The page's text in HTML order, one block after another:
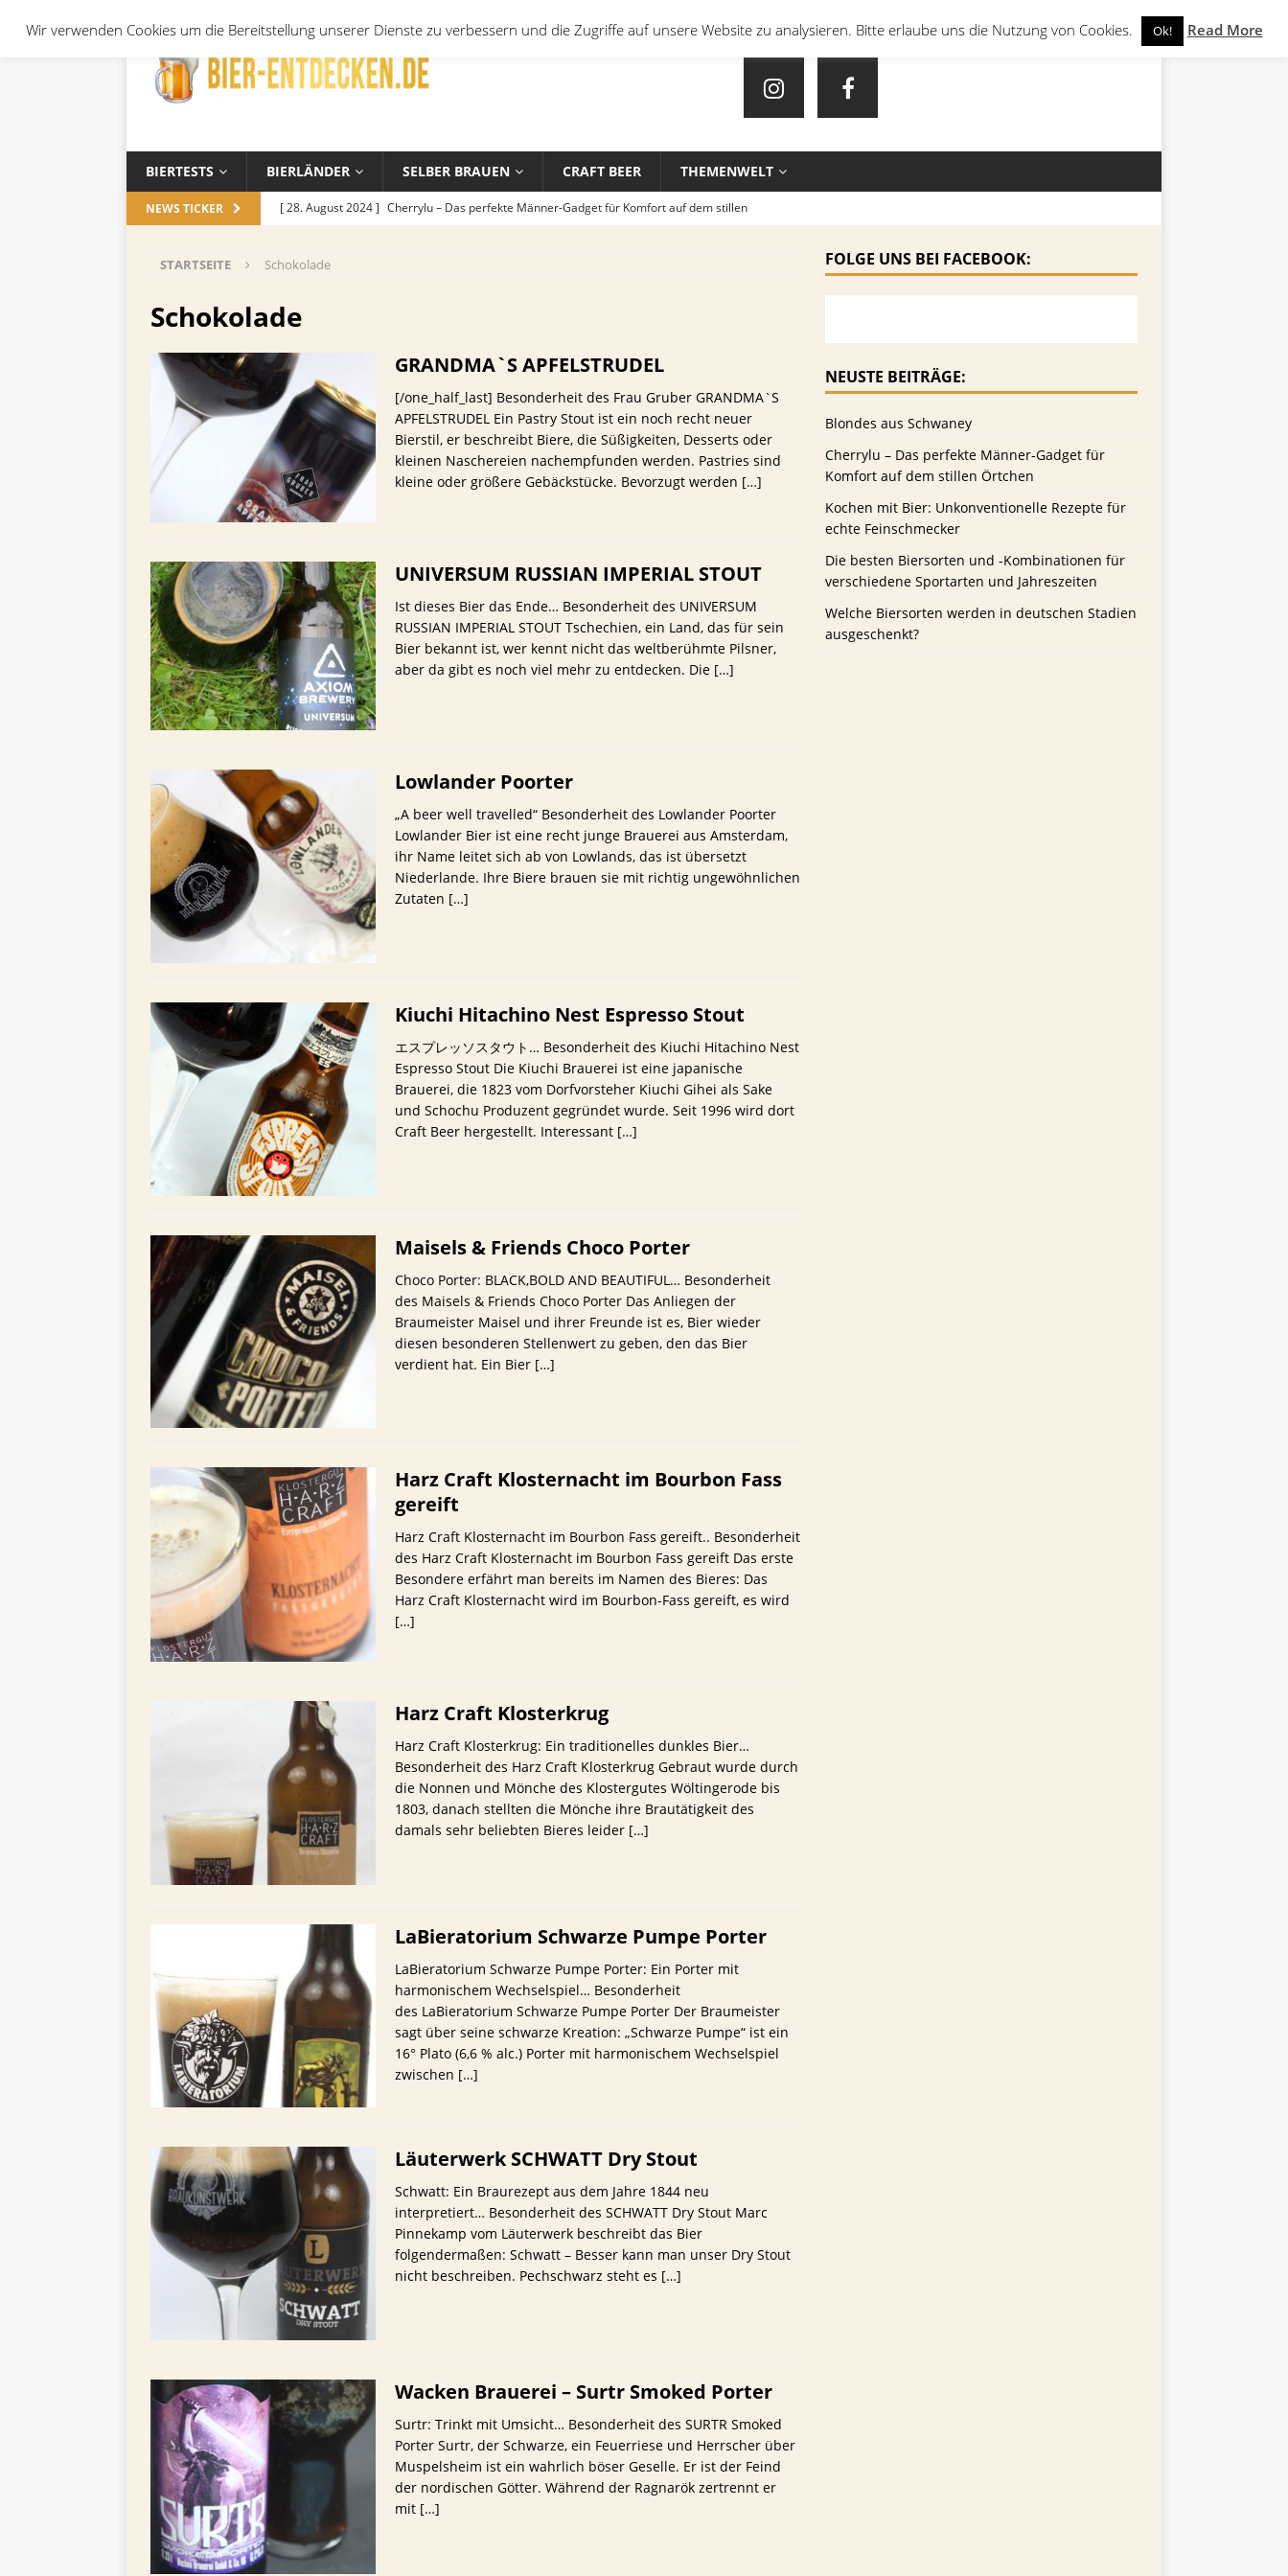
BIERTESTS BIERLÄNDER SELBER BRAUEN CRAFT BEER THEMENWELT
NEWS TICKER [ 28. August 2024 ] Cherrylu – Das perfekte Männer-Gadget für Komfort auf dem stillen
[ 14. November 2023 ]
ALLGEMEIN
und Jahreszeiten
ALLGEMEIN
[ 26. September 2023 ] Welche Biersorten werden in deutschen Stadien ausgeschenkt?
TIPPS FÜR BIERTRINKER
[ 29. Mai 2025 ] Blondes aus Schwaney BIERTESTS
STARTSEITE Schokolade
Schokolade
GRANDMA`S APFELSTRUDEL
[/one_half_last] Besonderheit des Frau Gruber GRANDMA`S
APFELSTRUDEL Ein Pastry Stout ist ein noch recht neuer
Bierstil, er beschreibt Biere, die Süßigkeiten, Desserts oder
kleinen Naschereien nachempfunden werden. Pastries sind
kleine oder größere Gebäckstücke. Bevorzugt werden […]
UNIVERSUM RUSSIAN IMPERIAL STOUT
Ist dieses Bier das Ende… Besonderheit des UNIVERSUM
RUSSIAN IMPERIAL STOUT Tschechien, ein Land, das für sein
Bier bekannt ist, wer kennt nicht das weltberühmte Pilsner,
aber da gibt es noch viel mehr zu entdecken. Die […]
Lowlander Poorter
„A beer well travelled“ Besonderheit des Lowlander Poorter
Lowlander Bier ist eine recht junge Brauerei aus Amsterdam,
ihr Name leitet sich ab von Lowlands, das ist übersetzt
Niederlande. Ihre Biere brauen sie mit richtig ungewöhnlichen
Zutaten […]
Kiuchi Hitachino Nest Espresso Stout
エスプレッソスタウト… Besonderheit des Kiuchi Hitachino Nest
Espresso Stout Die Kiuchi Brauerei ist eine japanische
Brauerei, die 1823 vom Dorfvorsteher Kiuchi Gihei als Sake
und Schochu Produzent gegründet wurde. Seit 1996 wird dort
Craft Beer hergestellt. Interessant […]
Maisels & Friends Choco Porter
Choco Porter: BLACK,BOLD AND BEAUTIFUL… Besonderheit
des Maisels & Friends Choco Porter Das Anliegen der
Braumeister Maisel und ihrer Freunde ist es, Bier wieder
diesen besonderen Stellenwert zu geben, den das Bier
verdient hat. Ein Bier […]
Harz Craft Klosternacht im Bourbon Fass
gereift
Harz Craft Klosternacht im Bourbon Fass gereift.. Besonderheit
des Harz Craft Klosternacht im Bourbon Fass gereift Das erste
Besondere erfährt man bereits im Namen des Bieres: Das
Harz Craft Klosternacht wird im Bourbon-Fass gereift, es wird
[…]
Harz Craft Klosterkrug
Harz Craft Klosterkrug: Ein traditionelles dunkles Bier…
Besonderheit des Harz Craft Klosterkrug Gebraut wurde durch
die Nonnen und Mönche des Klostergutes Wöltingerode bis
1803, danach stellten die Mönche ihre Brautätigkeit des
damals sehr beliebten Bieres leider […]
LaBieratorium Schwarze Pumpe Porter
LaBieratorium Schwarze Pumpe Porter: Ein Porter mit
harmonischem Wechselspiel… Besonderheit
des LaBieratorium Schwarze Pumpe Porter Der Braumeister
sagt über seine schwarze Kreation: „Schwarze Pumpe“ ist ein
16° Plato (6,6 % alc.) Porter mit harmonischem Wechselspiel
zwischen […]
Läuterwerk SCHWATT Dry Stout
Schwatt: Ein Braurezept aus dem Jahre 1844 neu
interpretiert… Besonderheit des SCHWATT Dry Stout Marc
Pinnekamp vom Läuterwerk beschreibt das Bier
folgendermaßen: Schwatt – Besser kann man unser Dry Stout
nicht beschreiben. Pechschwarz steht es […]
Wacken Brauerei – Surtr Smoked Porter
Surtr: Trinkt mit Umsicht… Besonderheit des SURTR Smoked
Porter Surtr, der Schwarze, ein Feuerriese und Herrscher über
Muspelsheim ist ein wahrlich böser Geselle. Er ist der Feind
der nordischen Götter. Während der Ragnarök zertrennt er
mit […]
FOLGE UNS BEI FACEBOOK:
NEUSTE BEITRÄGE:
Blondes aus Schwaney
Cherrylu – Das perfekte Männer-Gadget für
Komfort auf dem stillen Örtchen
Kochen mit Bier: Unkonventionelle Rezepte für
echte Feinschmecker
Die besten Biersorten und -Kombinationen für
verschiedene Sportarten und Jahreszeiten
Welche Biersorten werden in deutschen Stadien
ausgeschenkt?
Wir verwenden Cookies um die Bereitstellung unserer Dienste zu verbessern und die Zugriffe auf unsere Website zu analysieren. Bitte erlaube uns die Nutzung von Cookies. Ok! Read More